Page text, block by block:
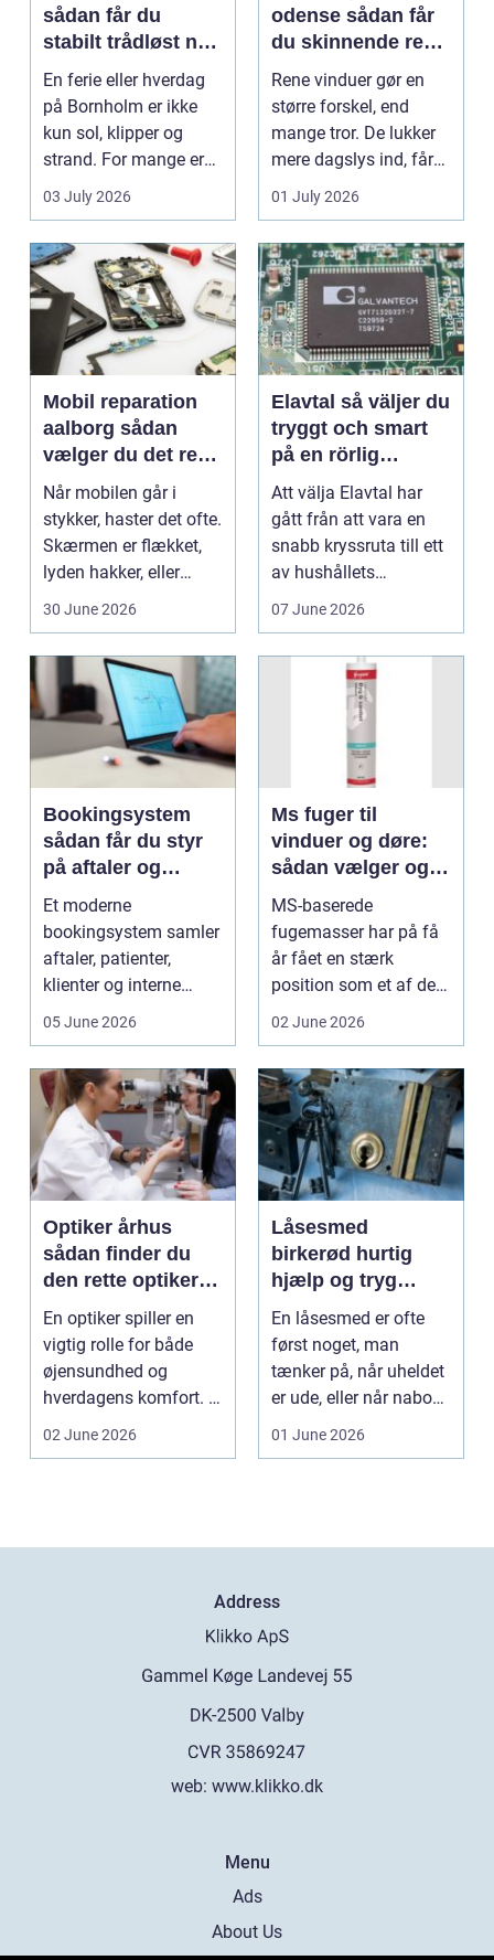
sådan får du
stabilt trådløst net
på klippeøen
En ferie eller hverdag
på Bornholm er ikke
kun sol, klipper og
strand. For mange er
en stabil intern...
03 July 2026
odense sådan får
du skinnende rene
ruder året rundt
Rene vinduer gør en
større forskel, end
mange tror. De lukker
mere dagslys ind, får
hjem og erhvervs...
01 July 2026
Mobil reparation
aalborg sådan
vælger du det rette
værksted
Når mobilen går i
stykker, haster det ofte.
Skærmen er flækket,
lyden hakker, eller
30 June 2026
Elavtal så väljer du
tryggt och smart
på en rörlig
elmarknad
Att välja Elavtal har
gått från att vara en
snabb kryssruta till ett
av hushållets
07 June 2026
Bookingsystem
sådan får du styr
på aftaler og
arbejdsgange
Et moderne
bookingsystem samler
aftaler, patienter,
klienter og interne
05 June 2026
Ms fuger til
vinduer og døre:
sådan vælger og
bruger du dem
rigtigt
MS-baserede
fugemasser har på få
år fået en stærk
position som et af de
02 June 2026
Optiker århus
sådan finder du
den rette optiker i
byen
En optiker spiller en
vigtig rolle for både
øjensundhed og
hverdagens komfort. I
02 June 2026
Låsesmed
birkerød hurtig
hjælp og tryg
sikring af hjem og
virksomhed
En låsesmed er ofte
først noget, man
tænker på, når uheldet
er ude, eller når naboen
01 June 2026
Address
web: www.klikko.dk
Menu
Ads
About Us